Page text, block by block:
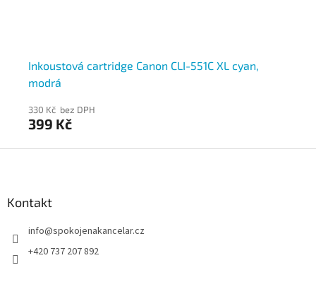
Inkoustová cartridge Canon CLI-551C XL cyan,
modrá
330 Kč bez DPH
399 Kč
Kontakt
info@spokojenakancelar.cz
+420 737 207 892